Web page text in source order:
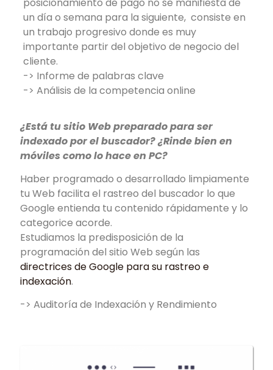
posicionamiento de pago no se manifiesta de
un día o semana para la siguiente, consiste en
un trabajo progresivo donde es muy
importante partir del objetivo de negocio del
cliente.
-> Informe de palabras clave
-> Análisis de la competencia online
¿Está tu sitio Web preparado para ser
indexado por el buscador? ¿Rinde bien en
móviles como lo hace en PC?
Haber programado o desarrollado limpiamente
tu Web facilita el rastreo del buscador lo que
Google entienda tu contenido rápidamente y lo
categorice acorde.
Estudiamos la predisposición de la
programación del sitio Web según las
directrices de Google para su rastreo e
indexación.
-> Auditoría de Indexación y Rendimiento